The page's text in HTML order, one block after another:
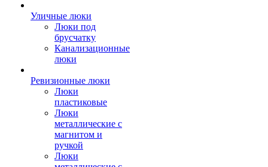
Уличные люки
Люки под
брусчатку
Канализационные
люки
Ревизионные люки
Люки
пластиковые
Люки
металлические с
магнитом и
ручкой
Люки